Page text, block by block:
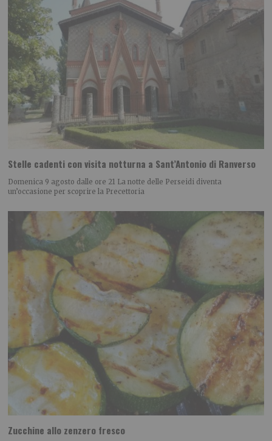
Stelle cadenti con visita notturna a Sant’Antonio di Ranverso
Domenica 9 agosto dalle ore 21 La notte delle Perseidi diventa
un’occasione per scoprire la Precettoria
Zucchine allo zenzero fresco